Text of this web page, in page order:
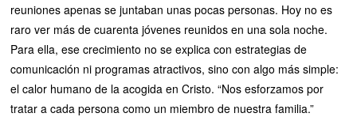
reuniones apenas se juntaban unas pocas personas. Hoy no es
raro ver más de cuarenta jóvenes reunidos en una sola noche.
Para ella, ese crecimiento no se explica con estrategias de
comunicación ni programas atractivos, sino con algo más simple:
el calor humano de la acogida en Cristo. “Nos esforzamos por
tratar a cada persona como un miembro de nuestra familia.”